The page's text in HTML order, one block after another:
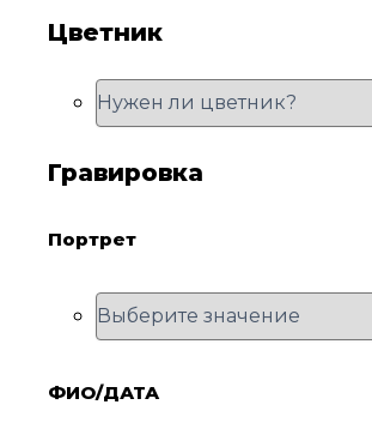
Цветник
Гравировка
Портрет
ФИО/ДАТА